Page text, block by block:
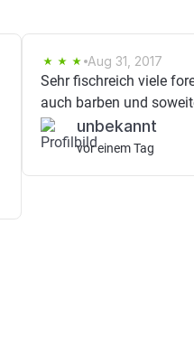
Aug 31, 2017
Sehr fischreich viele
auch barben und
unbekannt
vor einem Tag